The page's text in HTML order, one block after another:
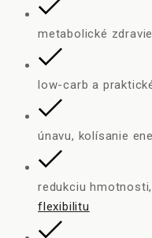
metabolické
low-carb a
únavu, kolísanie
redukciu
flexibilitu